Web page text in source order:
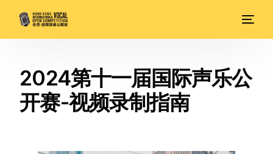
2024第十一届国际声乐公
开赛-视频录制指南